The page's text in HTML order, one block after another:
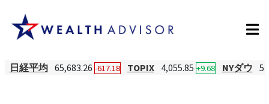
日経平均 65,683.26 -617.18 TOPIX 4,055.85 +9.68 NYダウ